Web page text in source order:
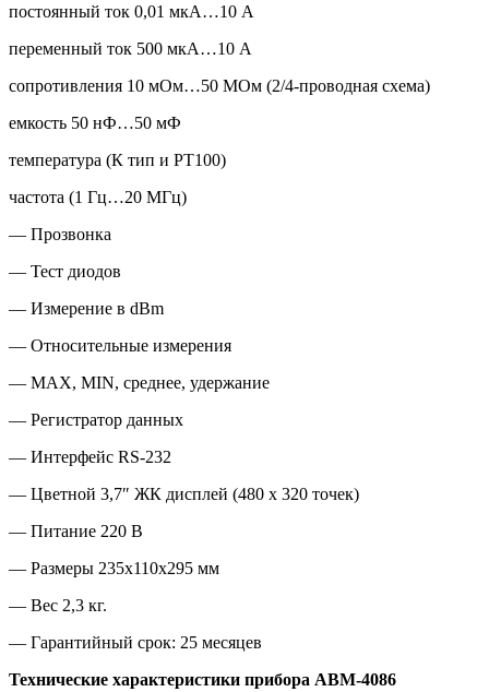
постоянный ток 0,01 мкА…10 А
переменный ток 500 мкА…10 А
сопротивления 10 мОм…50 МОм (2/4-проводная схема)
емкость 50 нФ…50 мФ
температура (К тип и PT100)
частота (1 Гц…20 МГц)
— Прозвонка
— Тест диодов
— Измерение в dBm
— Относительные измерения
— MAX, MIN, среднее, удержание
— Регистратор данных
— Интерфейс RS-232
— Цветной 3,7″ ЖК дисплей (480 x 320 точек)
— Питание 220 В
— Размеры 235x110x295 мм
— Вес 2,3 кг.
— Гарантийный срок: 25 месяцев
Технические характеристики прибора АВМ-4086